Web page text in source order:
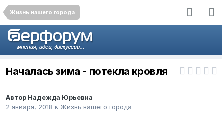
Жизнь нашего города
Началась зима - потекла кровля
Автор Надежда Юрьевна
2 января, 2018 в Жизнь нашего города